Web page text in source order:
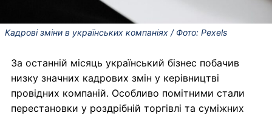
Кадрові зміни в українських компаніях / Фото: Pexels
За останній місяць український бізнес побачив
низку значних кадрових змін у керівництві
провідних компаній. Особливо помітними стали
перестановки у роздрібній торгівлі та суміжних